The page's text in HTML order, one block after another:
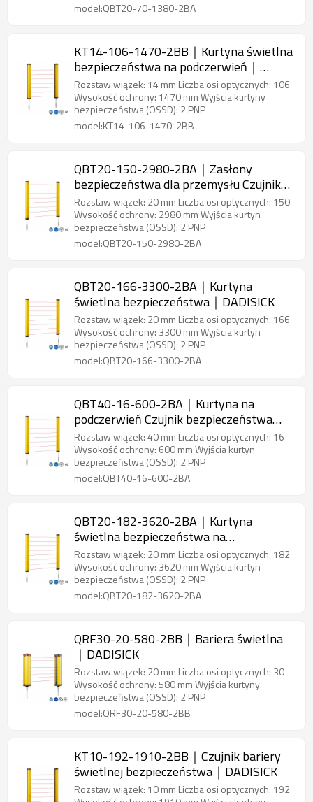
model:QBT20-70-1380-2BA
KT14-106-1470-2BB｜Kurtyna świetlna
bezpieczeństwa na podczerwień｜
DADISICK
Rozstaw wiązek: 14 mm Liczba osi optycznych: 106
Wysokość ochrony: 1470 mm Wyjścia kurtyny
bezpieczeństwa (OSSD): 2 PNP
model:KT14-106-1470-2BB
QBT20-150-2980-2BA｜Zasłony
bezpieczeństwa dla przemysłu Czujnik
bezpieczeństwa obszaru｜DADISICK
Rozstaw wiązek: 20 mm Liczba osi optycznych: 150
Wysokość ochrony: 2980 mm Wyjścia kurtyn
bezpieczeństwa (OSSD): 2 PNP
model:QBT20-150-2980-2BA
QBT20-166-3300-2BA｜Kurtyna
świetlna bezpieczeństwa｜DADISICK
Rozstaw wiązek: 20 mm Liczba osi optycznych: 166
Wysokość ochrony: 3300 mm Wyjścia kurtyn
bezpieczeństwa (OSSD): 2 PNP
model:QBT20-166-3300-2BA
QBT40-16-600-2BA｜Kurtyna na
podczerwień Czujnik bezpieczeństwa
obszaru｜DADISICK
Rozstaw wiązek: 40 mm Liczba osi optycznych: 16
Wysokość ochrony: 600 mm Wyjścia kurtyn
bezpieczeństwa (OSSD): 2 PNP
model:QBT40-16-600-2BA
QBT20-182-3620-2BA｜Kurtyna
świetlna bezpieczeństwa na
podczerwień｜DADISICK
Rozstaw wiązek: 20 mm Liczba osi optycznych: 182
Wysokość ochrony: 3620 mm Wyjścia kurtyn
bezpieczeństwa (OSSD): 2 PNP
model:QBT20-182-3620-2BA
QRF30-20-580-2BB｜Bariera świetlna
｜DADISICK
Rozstaw wiązek: 20 mm Liczba osi optycznych: 30
Wysokość ochrony: 580 mm Wyjścia kurtyny
bezpieczeństwa (OSSD): 2 PNP
model:QRF30-20-580-2BB
KT10-192-1910-2BB｜Czujnik bariery
świetlnej bezpieczeństwa｜DADISICK
Rozstaw wiązek: 10 mm Liczba osi optycznych: 192